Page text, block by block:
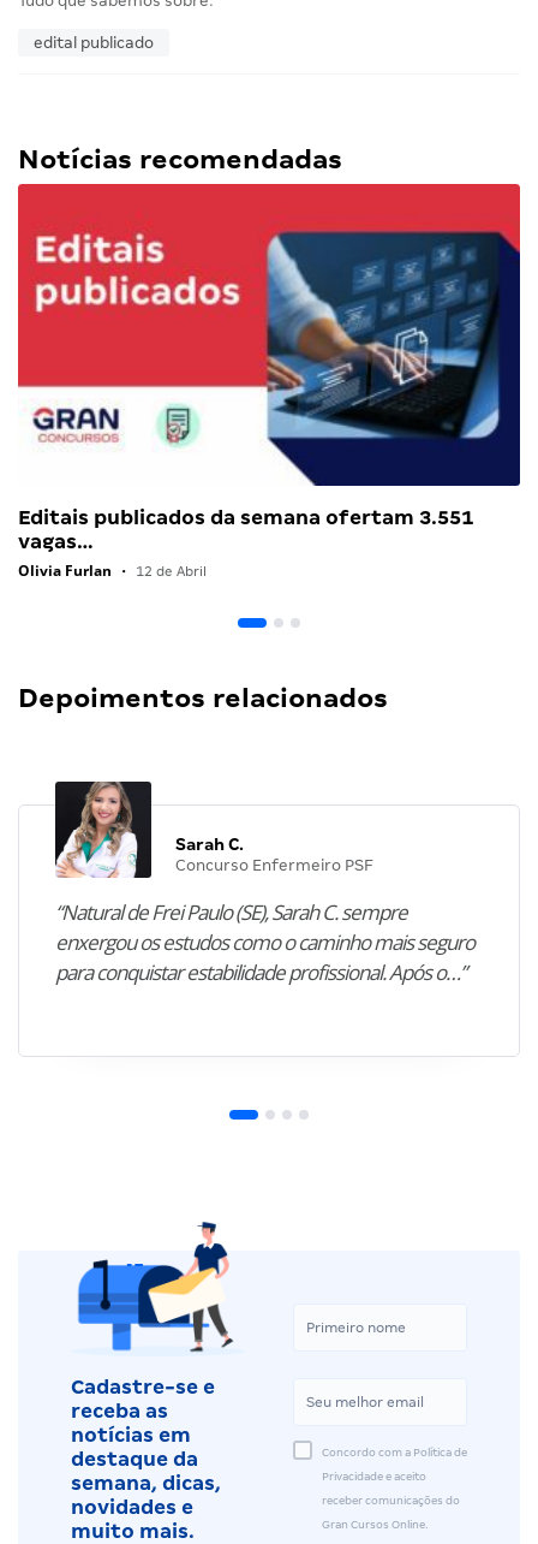
edital publicado
Notícias recomendadas
Editais publicados da semana ofertam 3.551
vagas…
Olivia Furlan • 12 de Abril
Depoimentos relacionados
Sarah C.
Concurso Enfermeiro PSF
“Natural de Frei Paulo (SE), Sarah C. sempre
enxergou os estudos como o caminho mais seguro
para conquistar estabilidade profissional. Após o…”
Cadastre-se e
receba as
notícias em
destaque da
semana, dicas,
novidades e
muito mais.
Concordo com a Política de
Privacidade e aceito
receber comunicações do
Gran Cursos Online.